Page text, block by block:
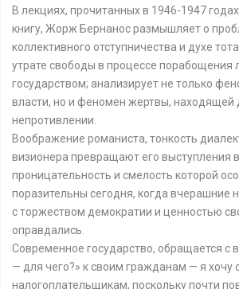
В лекциях, прочитанных в 1946-1947
книгу, Жорж Бернанос размышляет о
коллективного отступничества и духе
утрате свободы в процессе порабощения
государством; анализирует не только
власти, но и феномен жертвы, находящей
непротивлении.
Воображение романиста, тонкость
визионера превращают его выступления
проницательность и смелость которой
поразительны сегодня, когда вчерашние
с торжеством демократии и ценностью
оправдались.
Современное государство, обращается с
— для чего?» к своим гражданам — я хочу
налогоплательщикам, поскольку почти